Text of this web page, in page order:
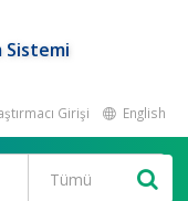
Sistemi
Girişi English